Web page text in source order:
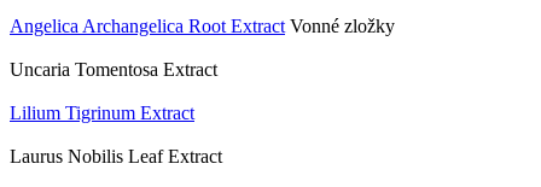
Angelica Archangelica Root Extract Vonné zložky
Uncaria Tomentosa Extract
Lilium Tigrinum Extract
Laurus Nobilis Leaf Extract